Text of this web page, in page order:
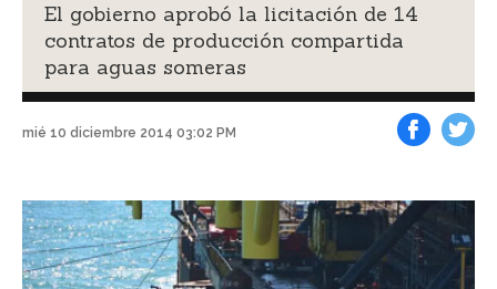
El gobierno aprobó la licitación de 14
contratos de producción compartida
para aguas someras
mié 10 diciembre 2014 03:02 PM